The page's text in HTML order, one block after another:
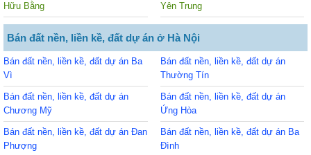
Hữu Bằng
Yên Trung
Bán đất nền, liền kề, đất dự án ở Hà Nội
Bán đất nền, liền kề, đất dự án Ba
Vì
Bán đất nền, liền kề, đất dự án
Chương Mỹ
Bán đất nền, liền kề, đất dự án Đan
Phượng
Bán đất nền, liền kề, đất dự án
Thường Tín
Bán đất nền, liền kề, đất dự án
Ứng Hòa
Bán đất nền, liền kề, đất dự án Ba
Đình